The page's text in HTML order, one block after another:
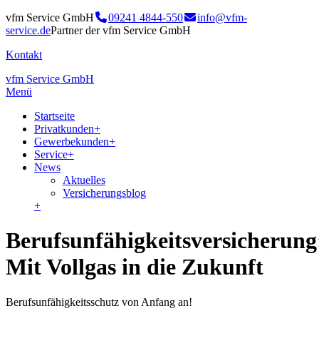
vfm Service GmbH 09241 4844-550
info@vfm-
service.dePartner der vfm Service GmbH
Kontakt
vfm Service GmbH
Menü
Startseite
Privatkunden+
Gewerbekunden+
Service+
News
Aktuelles
Versicherungsblog
+
Mit Vollgas in die Zukunft
Berufsunfähigkeitsschutz von Anfang an!